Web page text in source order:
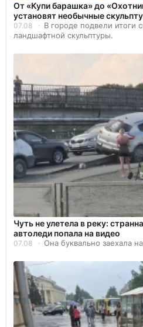
От «Купи барашка» до
установят необычные
07.08
В городе подвели итоги
ландшафтной скульптуры.
Чуть не улетела в реку:
автоледи попала на видео
07.08 Она буквально заехала